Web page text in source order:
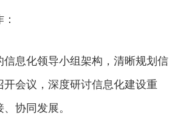
息化领导小组架构，清晰规划信
会议，深度研讨信息化建设重
协同发展。